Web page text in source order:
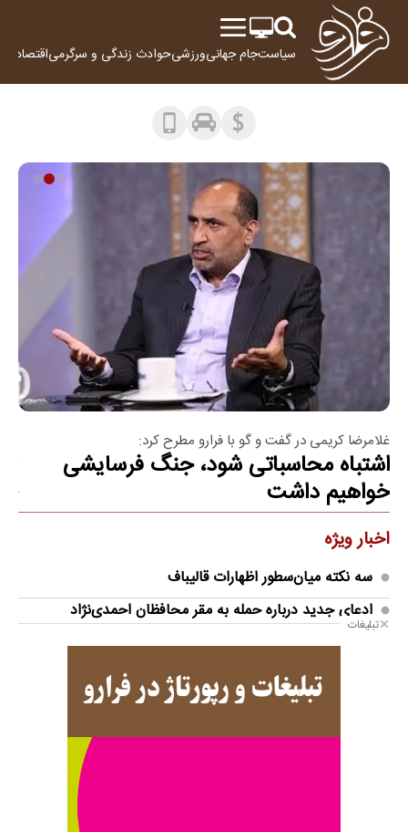
سیاستجام جهانیورزشیحوادث زندگی و سرگرمیاقتصاد
غلامرضا کریمی در گفت و گو با فرارو مطرح کرد:
اشتباه محاسباتی شود، جنگ فرسایشی
خواهیم داشت
اخبار ویژه
سه نکته میان‌سطور اظهارات قالیباف
ادعای جدید درباره حمله به مقر محافظان احمدی‌نژاد
تبلیغات